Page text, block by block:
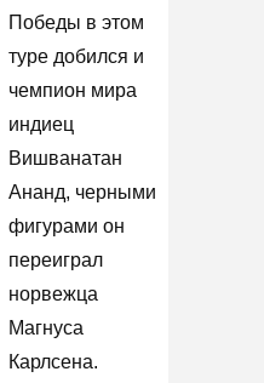
Победы в этом
туре добился и
чемпион мира
индиец
Вишванатан
Ананд, черными
фигурами он
переиграл
норвежца
Магнуса
Карлсена.